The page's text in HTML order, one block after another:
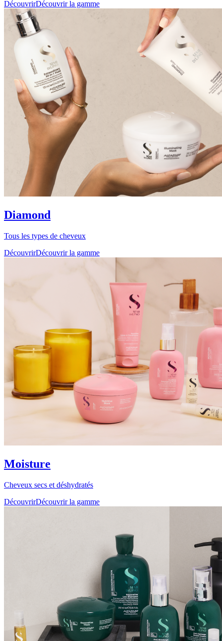
DécouvrirDécouvrir la gamme
Diamond
Tous les types de cheveux
DécouvrirDécouvrir la gamme
Moisture
Cheveux secs et déshydratés
DécouvrirDécouvrir la gamme